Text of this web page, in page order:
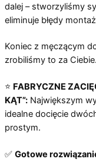
dalej – stworzyliśmy
eliminuje błędy
Koniec z męczącym
zrobiliśmy to za Ciebie.
⭐ FABRYCZNE
KĄT”: Największym
idealne docięcie
prostym.
✅ Gotowe